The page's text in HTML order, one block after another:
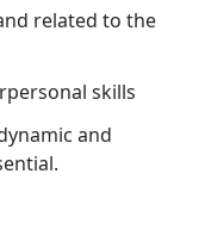
related to the
skills
and